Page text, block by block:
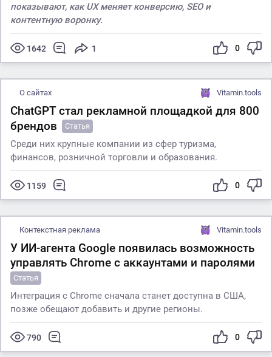
показывают, как UX меняет конверсию, SEO и
контентную воронку.
1642 1 0
О сайтах Vitamin.tools
ChatGPT стал рекламной площадкой для 800
брендов
Статья
Среди них крупные компании из сфер туризма,
финансов, розничной торговли и образования.
1159 0
Контекстная реклама Vitamin.tools
У ИИ-агента Google появилась возможность
управлять Chrome с аккаунтами и паролями
Статья
Интеграция с Chrome сначала станет доступна в США,
позже обещают добавить и другие регионы.
790 0